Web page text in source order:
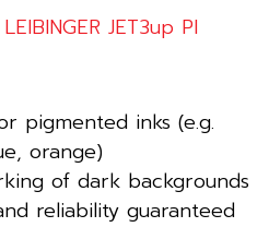
JET3up PI
pigmented inks (e.g.
orange)
of dark backgrounds
reliability guaranteed